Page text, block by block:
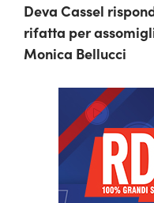
Deva Cassel
rifatta per
Monica Bellucci